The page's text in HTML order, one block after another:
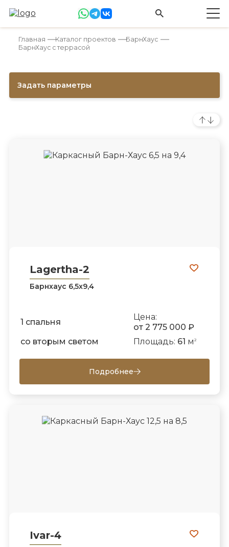
Главная Каталог проектов
БарнХаус
БарнХаус с террасой
Задать параметры
Lagertha-2
Барнхаус 6,5х9,4
1 спальня
Цена:
от 2 775 000 ₽
со вторым светом
Площадь: 61 м 2
Подробнее
Ivar-4